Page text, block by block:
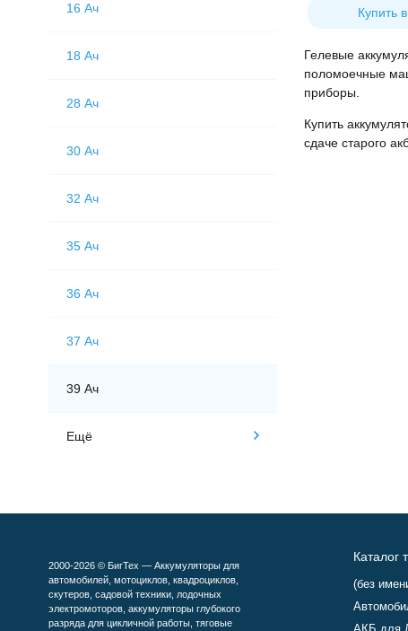
Купить
Гелевые
поломоечные
приборы.
Купить
сдаче старого
16 Ач
18 Ач
28 Ач
30 Ач
32 Ач
35 Ач
36 Ач
37 Ач
39 Ач
Ещё
2000-2026 © БигТех — Аккумуляторы для
автомобилей, мотоциклов, квадроциклов,
скутеров, садовой техники, лодочных
электромоторов, аккумуляторы глубокого
разряда для цикличной работы, тяговые
Каталог
(без